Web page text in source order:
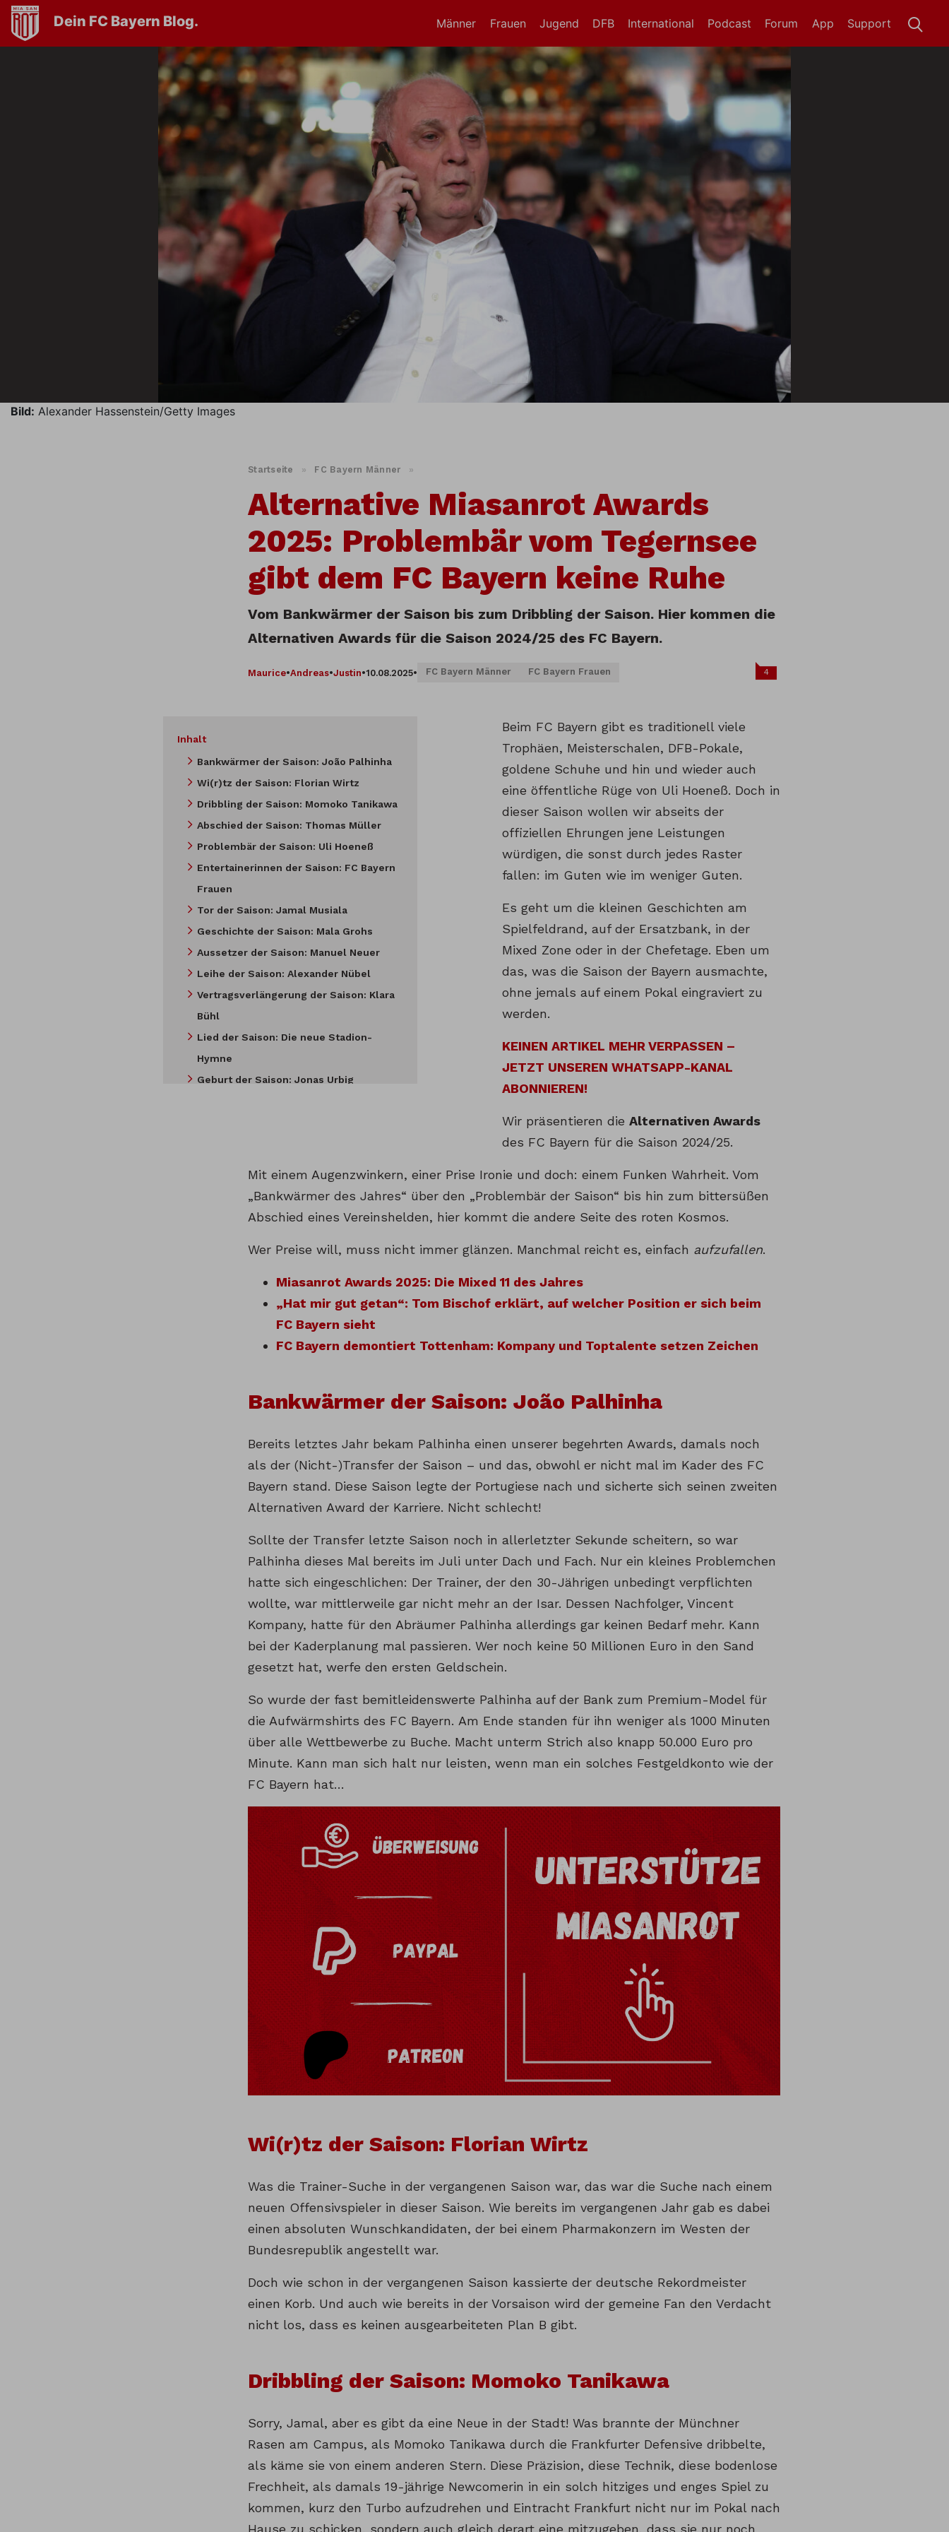
Dein FC Bayern Blog. Männer Frauen Jugend DFB International Support
App
Forum
Podcast
Bild: Alexander Hassenstein/Getty Images
Startseite » FC Bayern Männer »
Alternative Miasanrot Awards
2025: Problembär vom Tegernsee
gibt dem FC Bayern keine Ruhe
Vom Bankwärmer der Saison bis zum Dribbling der Saison. Hier kommen die
Alternativen Awards für die Saison 2024/25 des FC Bayern.
Maurice•Andreas•Justin•10.08.2025• FC Bayern Männer FC Bayern Frauen 4
Inhalt
Bankwärmer der Saison: João Palhinha
Wi(r)tz der Saison: Florian Wirtz
Dribbling der Saison: Momoko Tanikawa
Abschied der Saison: Thomas Müller
Problembär der Saison: Uli Hoeneß
Entertainerinnen der Saison: FC Bayern
Frauen
Tor der Saison: Jamal Musiala
Geschichte der Saison: Mala Grohs
Aussetzer der Saison: Manuel Neuer
Leihe der Saison: Alexander Nübel
Vertragsverlängerung der Saison: Klara
Bühl
Lied der Saison: Die neue Stadion-
Hymne
Geburt der Saison: Jonas Urbig
Beim FC Bayern gibt es traditionell viele
Trophäen, Meisterschalen, DFB-Pokale,
goldene Schuhe und hin und wieder auch
eine öffentliche Rüge von Uli Hoeneß. Doch in
dieser Saison wollen wir abseits der
offiziellen Ehrungen jene Leistungen
würdigen, die sonst durch jedes Raster
fallen: im Guten wie im weniger Guten.
Es geht um die kleinen Geschichten am
Spielfeldrand, auf der Ersatzbank, in der
Mixed Zone oder in der Chefetage. Eben um
das, was die Saison der Bayern ausmachte,
ohne jemals auf einem Pokal eingraviert zu
werden.
KEINEN ARTIKEL MEHR VERPASSEN –
JETZT UNSEREN WHATSAPP-KANAL
ABONNIEREN!
Wir präsentieren die Alternativen Awards
des FC Bayern für die Saison 2024/25.
Mit einem Augenzwinkern, einer Prise Ironie und doch: einem Funken Wahrheit. Vom
„Bankwärmer des Jahres“ über den „Problembär der Saison“ bis hin zum bittersüßen
Abschied eines Vereinshelden, hier kommt die andere Seite des roten Kosmos.
Wer Preise will, muss nicht immer glänzen. Manchmal reicht es, einfach aufzufallen.
Miasanrot Awards 2025: Die Mixed 11 des Jahres
„Hat mir gut getan“: Tom Bischof erklärt, auf welcher Position er sich beim
FC Bayern sieht
FC Bayern demontiert Tottenham: Kompany und Toptalente setzen Zeichen
Bankwärmer der Saison: João Palhinha
Bereits letztes Jahr bekam Palhinha einen unserer begehrten Awards, damals noch
als der (Nicht-)Transfer der Saison – und das, obwohl er nicht mal im Kader des FC
Bayern stand. Diese Saison legte der Portugiese nach und sicherte sich seinen zweiten
Alternativen Award der Karriere. Nicht schlecht!
Sollte der Transfer letzte Saison noch in allerletzter Sekunde scheitern, so war
Palhinha dieses Mal bereits im Juli unter Dach und Fach. Nur ein kleines Problemchen
hatte sich eingeschlichen: Der Trainer, der den 30-Jährigen unbedingt verpflichten
wollte, war mittlerweile gar nicht mehr an der Isar. Dessen Nachfolger, Vincent
Kompany, hatte für den Abräumer Palhinha allerdings gar keinen Bedarf mehr. Kann
bei der Kaderplanung mal passieren. Wer noch keine 50 Millionen Euro in den Sand
gesetzt hat, werfe den ersten Geldschein.
So wurde der fast bemitleidenswerte Palhinha auf der Bank zum Premium-Model für
die Aufwärmshirts des FC Bayern. Am Ende standen für ihn weniger als 1000 Minuten
über alle Wettbewerbe zu Buche. Macht unterm Strich also knapp 50.000 Euro pro
Minute. Kann man sich halt nur leisten, wenn man ein solches Festgeldkonto wie der
FC Bayern hat…
Wi(r)tz der Saison: Florian Wirtz
Was die Trainer-Suche in der vergangenen Saison war, das war die Suche nach einem
neuen Offensivspieler in dieser Saison. Wie bereits im vergangenen Jahr gab es dabei
einen absoluten Wunschkandidaten, der bei einem Pharmakonzern im Westen der
Bundesrepublik angestellt war.
Doch wie schon in der vergangenen Saison kassierte der deutsche Rekordmeister
einen Korb. Und auch wie bereits in der Vorsaison wird der gemeine Fan den Verdacht
nicht los, dass es keinen ausgearbeiteten Plan B gibt.
Dribbling der Saison: Momoko Tanikawa
Sorry, Jamal, aber es gibt da eine Neue in der Stadt! Was brannte der Münchner
Rasen am Campus, als Momoko Tanikawa durch die Frankfurter Defensive dribbelte,
als käme sie von einem anderen Stern. Diese Präzision, diese Technik, diese bodenlose
Frechheit, als damals 19-jährige Newcomerin in ein solch hitziges und enges Spiel zu
kommen, kurz den Turbo aufzudrehen und Eintracht Frankfurt nicht nur im Pokal nach